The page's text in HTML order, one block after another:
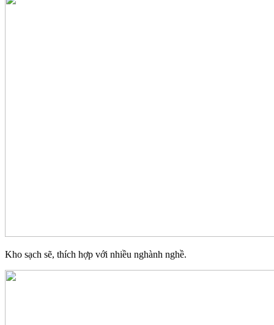
Kho sạch sẽ, thích hợp với nhiều nghành nghề.